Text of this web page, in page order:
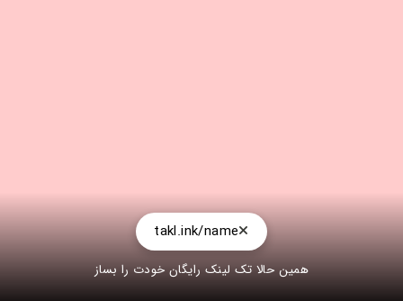
takl.ink/name
همین حالا تک لینک رایگان خودت را بساز